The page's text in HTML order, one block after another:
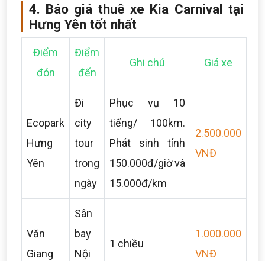
4. Báo giá thuê xe Kia Carnival tại
Hưng Yên tốt nhất
Điểm
đón
Điểm
đến
Ghi chú Giá xe
Ecopark
Hưng
Yên
Đi
city
tour
trong
ngày
Phục vụ 10
tiếng/ 100km.
Phát sinh tính
150.000đ/giờ và
15.000đ/km
2.500.000
VNĐ
Văn
Giang
Sân
bay
Nội
1 chiều
1.000.000
VNĐ